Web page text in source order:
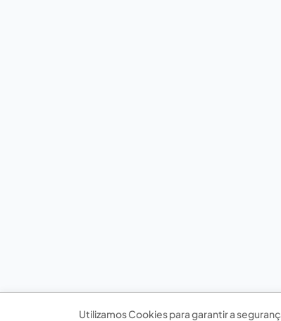
Utilizamos Cookies para garantir a